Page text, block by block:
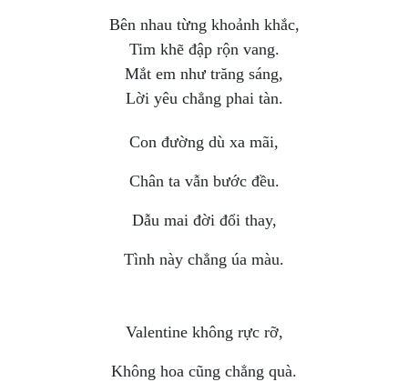
Bên nhau từng khoảnh khắc,
Tim khẽ đập rộn vang.
Mắt em như trăng sáng,
Lời yêu chẳng phai tàn.
Con đường dù xa mãi,
Chân ta vẫn bước đều.
Dẫu mai đời đổi thay,
Tình này chẳng úa màu.
Valentine không rực rỡ,
Không hoa cũng chẳng quà.